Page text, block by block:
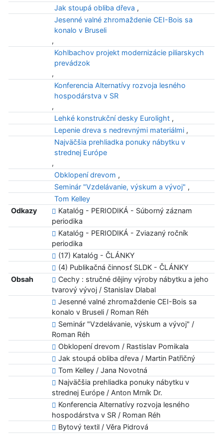
Jak stoupá obliba dřeva ,
Jesenné valné zhromaždenie CEI-Bois sa
konalo v Bruseli
,
Kohlbachov projekt modernizácie piliarskych
prevádzok
,
Konferencia Alternatívy rozvoja lesného
hospodárstva v SR
,
Lehké konstrukční desky Eurolight ,
Lepenie dreva s nedrevnými materiálmi ,
Najväčšia prehliadka ponuky nábytku v
strednej Európe
,
Obklopení drevom ,
Seminár "Vzdelávanie, výskum a vývoj" ,
Tom Kelley
Odkazy
Katalóg - PERIODIKÁ - Súborný záznam
periodika
Katalóg - PERIODIKÁ - Zviazaný ročník
periodika
(17) Katalóg - ČLÁNKY
(4) Publikačná činnosť SLDK - ČLÁNKY
Obsah
Cechy : stručné dějiny výroby nábytku a jeho
tvarový vývoj / Stanislav Dlabal
Jesenné valné zhromaždenie CEI-Bois sa
konalo v Bruseli / Roman Réh
Seminár "Vzdelávanie, výskum a vývoj" /
Roman Réh
Obklopení drevom / Rastislav Pomikala
Jak stoupá obliba dřeva / Martin Patřičný
Tom Kelley / Jana Novotná
Najväčšia prehliadka ponuky nábytku v
strednej Európe / Anton Mrník Dr.
Konferencia Alternatívy rozvoja lesného
hospodárstva v SR / Roman Réh
Bytový textil / Věra Pidrová